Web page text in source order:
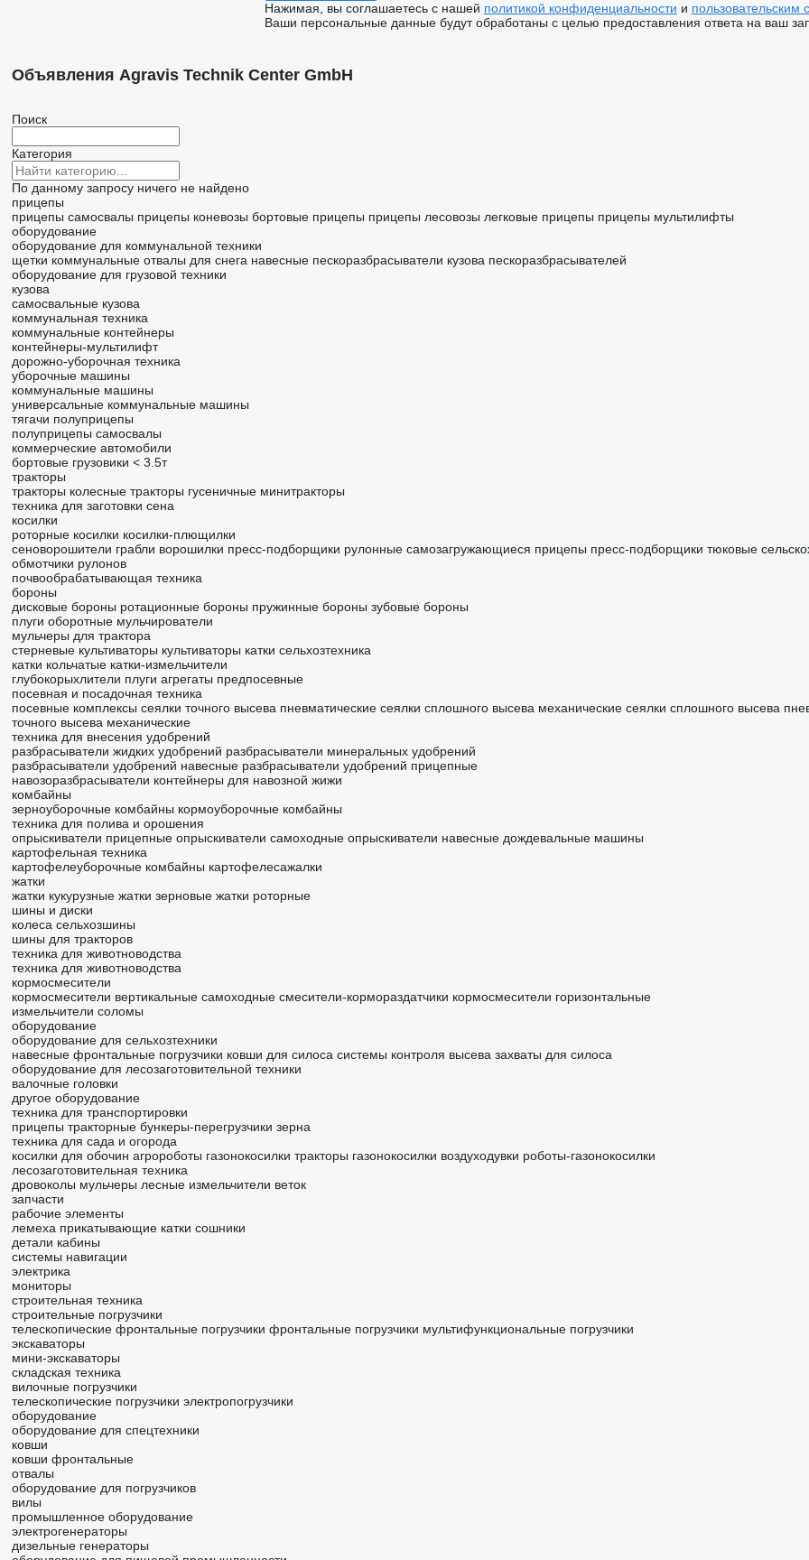
Нажимая, вы соглашаетесь с нашей политикой конфиденциальности и пользовательским
Ваши персональные данные будут обработаны с целью предоставления ответа на ваш
Объявления Agravis Technik Center GmbH
Поиск
Категория
По данному запросу ничего не найдено
прицепы
прицепы самосвалы прицепы коневозы бортовые прицепы прицепы лесовозы легковые прицепы прицепы мультилифты
оборудование
оборудование для коммунальной техники
щетки коммунальные отвалы для снега навесные пескоразбрасыватели кузова пескоразбрасывателей
оборудование для грузовой техники
кузова
самосвальные кузова
коммунальная техника
коммунальные контейнеры
контейнеры-мультилифт
дорожно-уборочная техника
уборочные машины
коммунальные машины
универсальные коммунальные машины
тягачи полуприцепы
полуприцепы самосвалы
коммерческие автомобили
бортовые грузовики < 3.5т
тракторы
тракторы колесные тракторы гусеничные минитракторы
техника для заготовки сена
косилки
роторные косилки косилки-плющилки
сеноворошители грабли ворошилки пресс-подборщики рулонные самозагружающиеся прицепы пресс-подборщики тюковые
обмотчики рулонов
почвообрабатывающая техника
бороны
дисковые бороны ротационные бороны пружинные бороны зубовые бороны
плуги оборотные мульчирователи
мульчеры для трактора
стерневые культиваторы культиваторы катки сельхозтехника
катки кольчатые катки-измельчители
глубокорыхлители плуги агрегаты предпосевные
посевная и посадочная техника
посевные комплексы сеялки точного высева пневматические сеялки сплошного высева механические сеялки сплошного высева
точного высева механические
техника для внесения удобрений
разбрасыватели жидких удобрений разбрасыватели минеральных удобрений
разбрасыватели удобрений навесные разбрасыватели удобрений прицепные
навозоразбрасыватели контейнеры для навозной жижи
комбайны
зерноуборочные комбайны кормоуборочные комбайны
техника для полива и орошения
опрыскиватели прицепные опрыскиватели самоходные опрыскиватели навесные дождевальные машины
картофельная техника
картофелеуборочные комбайны картофелесажалки
жатки
жатки кукурузные жатки зерновые жатки роторные
шины и диски
колеса сельхозшины
шины для тракторов
техника для животноводства
техника для животноводства
кормосмесители
кормосмесители вертикальные самоходные смесители-кормораздатчики кормосмесители горизонтальные
измельчители соломы
оборудование
оборудование для сельхозтехники
навесные фронтальные погрузчики ковши для силоса системы контроля высева захваты для силоса
оборудование для лесозаготовительной техники
валочные головки
другое оборудование
техника для транспортировки
прицепы тракторные бункеры-перегрузчики зерна
техника для сада и огорода
косилки для обочин агророботы газонокосилки тракторы газонокосилки воздуходувки роботы-газонокосилки
лесозаготовительная техника
дровоколы мульчеры лесные измельчители веток
запчасти
рабочие элементы
лемеха прикатывающие катки сошники
детали кабины
системы навигации
электрика
мониторы
строительная техника
строительные погрузчики
телескопические фронтальные погрузчики фронтальные погрузчики мультифункциональные погрузчики
экскаваторы
мини-экскаваторы
складская техника
вилочные погрузчики
телескопические погрузчики электропогрузчики
оборудование
оборудование для спецтехники
ковши
ковши фронтальные
отвалы
оборудование для погрузчиков
вилы
промышленное оборудование
электрогенераторы
дизельные генераторы